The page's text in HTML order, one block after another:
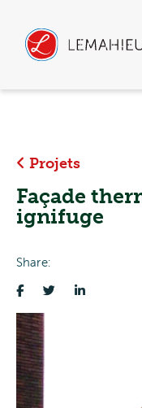
Projets
Façade
ignifuge
Share: